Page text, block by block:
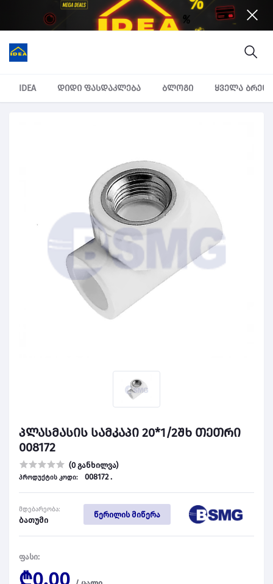
IDEA დიდი ფასდაკლება ბლოგი ყველა
პლასმასის სამკაპი 20*1/2შხ თეთრი
008172
(0 განხილვა)
პროდუქტის კოდი: 008172 .
მდებარეობა:
ბათუმი
წერილის მიწერა
ფასი:
₾0.00